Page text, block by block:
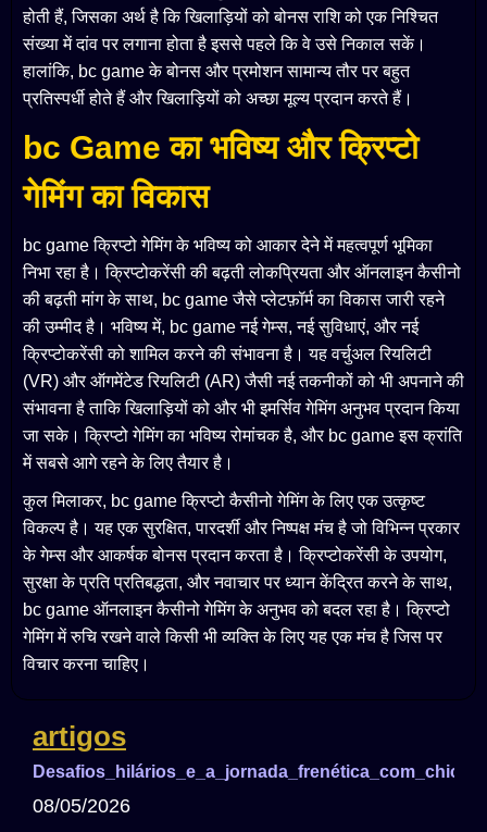
होती हैं, जिसका अर्थ है कि खिलाड़ियों को बोनस राशि को एक निश्चित
संख्या में दांव पर लगाना होता है इससे पहले कि वे उसे निकाल सकें।
हालांकि, bc game के बोनस और प्रमोशन सामान्य तौर पर बहुत
प्रतिस्पर्धी होते हैं और खिलाड़ियों को अच्छा मूल्य प्रदान करते हैं।
bc Game का भविष्य और क्रिप्टो
गेमिंग का विकास
bc game क्रिप्टो गेमिंग के भविष्य को आकार देने में महत्वपूर्ण भूमिका
निभा रहा है। क्रिप्टोकरेंसी की बढ़ती लोकप्रियता और ऑनलाइन कैसीनो
की बढ़ती मांग के साथ, bc game जैसे प्लेटफ़ॉर्म का विकास जारी रहने
की उम्मीद है। भविष्य में, bc game नई गेम्स, नई सुविधाएं, और नई
क्रिप्टोकरेंसी को शामिल करने की संभावना है। यह वर्चुअल रियलिटी
(VR) और ऑगमेंटेड रियलिटी (AR) जैसी नई तकनीकों को भी अपनाने की
संभावना है ताकि खिलाड़ियों को और भी इमर्सिव गेमिंग अनुभव प्रदान किया
जा सके। क्रिप्टो गेमिंग का भविष्य रोमांचक है, और bc game इस क्रांति
में सबसे आगे रहने के लिए तैयार है।
कुल मिलाकर, bc game क्रिप्टो कैसीनो गेमिंग के लिए एक उत्कृष्ट
विकल्प है। यह एक सुरक्षित, पारदर्शी और निष्पक्ष मंच है जो विभिन्न प्रकार
के गेम्स और आकर्षक बोनस प्रदान करता है। क्रिप्टोकरेंसी के उपयोग,
सुरक्षा के प्रति प्रतिबद्धता, और नवाचार पर ध्यान केंद्रित करने के साथ,
bc game ऑनलाइन कैसीनो गेमिंग के अनुभव को बदल रहा है। क्रिप्टो
गेमिंग में रुचि रखने वाले किसी भी व्यक्ति के लिए यह एक मंच है जिस पर
विचार करना चाहिए।
artigos
08/05/2026